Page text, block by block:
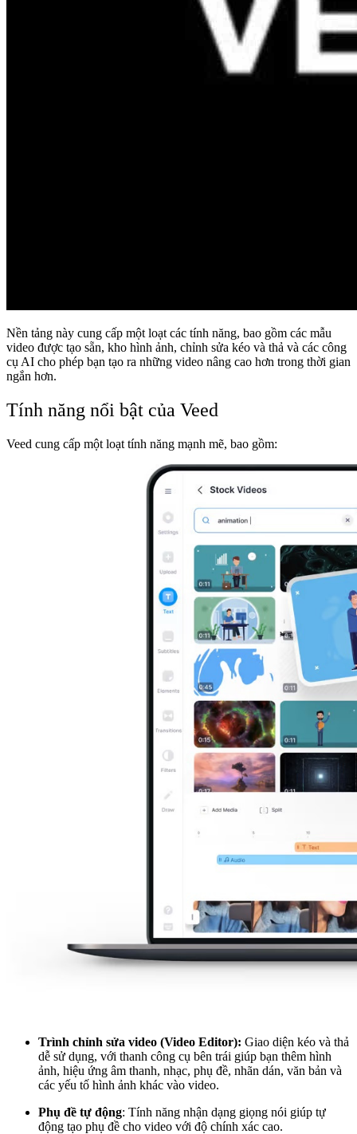
Nền tảng này cung cấp một loạt các tính năng, bao gồm các mẫu
video được tạo sẵn, kho hình ảnh, chỉnh sửa kéo và thả và các công
cụ AI cho phép bạn tạo ra những video nâng cao hơn trong thời gian
ngắn hơn.
Tính năng nổi bật của Veed
Veed cung cấp một loạt tính năng mạnh mẽ, bao gồm:
Trình chỉnh sửa video (Video Editor): Giao diện kéo và thả
dễ sử dụng, với thanh công cụ bên trái giúp bạn thêm hình
ảnh, hiệu ứng âm thanh, nhạc, phụ đề, nhãn dán, văn bản và
các yếu tố hình ảnh khác vào video.
Phụ đề tự động: Tính năng nhận dạng giọng nói giúp tự
động tạo phụ đề cho video với độ chính xác cao.